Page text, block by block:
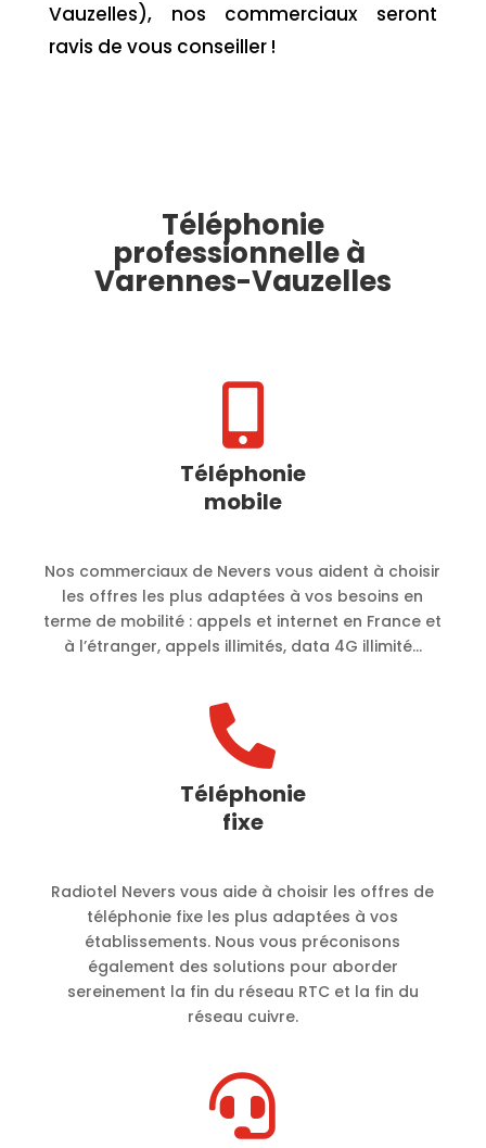
Vauzelles), nos commerciaux seront
ravis de vous conseiller !
Téléphonie
professionnelle à
Varennes-Vauzelles

Téléphonie
mobile
Nos commerciaux de Nevers vous aident à choisir
les offres les plus adaptées à vos besoins en
terme de mobilité : appels et internet en France et
à l’étranger, appels illimités, data 4G illimité…

Téléphonie
fixe
Radiotel Nevers vous aide à choisir les offres de
téléphonie fixe les plus adaptées à vos
établissements. Nous vous préconisons
également des solutions pour aborder
sereinement la fin du réseau RTC et la fin du
réseau cuivre.
